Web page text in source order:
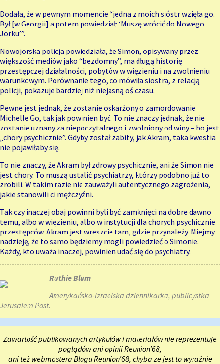
Dodała, że w pewnym momencie “jedna z moich sióstr wzięła go.
Był [w Georgii] a potem powiedział: ‘Muszę wrócić do Nowego
Jorku’”.
Nowojorska policja powiedziała, że Simon, opisywany przez
większość mediów jako “bezdomny”, ma długą historię
przestępczej działalności, pobytów w więzieniu i na zwolnieniu
warunkowym. Porównanie tego, co mówiła siostra, z relacją
policji, pokazuje bardziej niż niejasną oś czasu.
Pewne jest jednak, że zostanie oskarżony o zamordowanie
Michelle Go, tak jak powinien być. To nie znaczy jednak, że nie
zostanie uznany za niepoczytalnego i zwolniony od winy – bo jest
„chory psychicznie”. Gdyby został zabity, jak Akram, taka kwestia
nie pojawiłaby się.
To nie znaczy, że Akram był zdrowy psychicznie, ani że Simon nie
jest chory. To muszą ustalić psychiatrzy, którzy podobno już to
zrobili. W takim razie nie zauważyli autentycznego zagrożenia,
jakie stanowili ci mężczyźni.
Tak czy inaczej obaj powinni byli być zamknięci na dobre dawno
temu, albo w więzieniu, albo w instytucji dla chorych psychicznie
przestępców. Akram jest wreszcie tam, gdzie przynależy. Miejmy
nadzieję, że to samo będziemy mogli powiedzieć o Simonie.
Każdy, kto uważa inaczej, powinien udać się do psychiatry.
Ruthie Blum
Amerykańsko-izraelska dziennikarka, publicystka
Jerusalem Post.
Zawartość publikowanych artykułów i materiałów nie reprezentuje
poglądów ani opinii Reunion’68,
ani też webmastera Blogu Reunion’68, chyba ze jest to wyraźnie